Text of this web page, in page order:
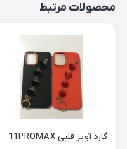
محصولات مرتبط
گارد آویز قلبی 11PROMAX